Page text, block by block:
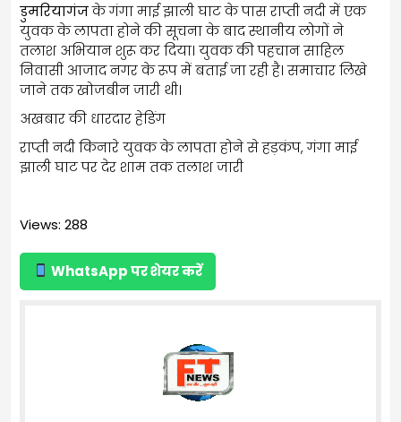
डुमरियागंजके गंगा माई झाली घाट के पास राप्ती नदी में एक
युवक के लापता होने की सूचना के बाद स्थानीय लोगों ने
तलाश अभियान शुरू कर दिया। युवक की पहचान साहिल
निवासी आजाद नगर के रूप में बताई जा रही है। समाचार लिखे
जाने तक खोजबीन जारी थी।
अखबार की धारदार हेडिंग
राप्ती नदी किनारे युवक के लापता होने से हड़कंप, गंगा माई
झाली घाट पर देर शाम तक तलाश जारी
Views: 288
WhatsApp पर शेयर करें